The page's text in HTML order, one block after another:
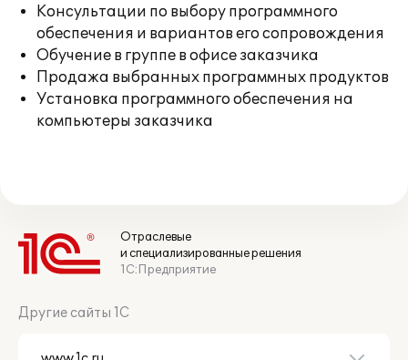
Консультации по выбору программного
обеспечения и вариантов его сопровождения
Обучение в группе в офисе заказчика
Продажа выбранных программных продуктов
Установка программного обеспечения на
компьютеры заказчика
Отраслевые
и специализированные решения
1С:Предприятие
Другие сайты 1С